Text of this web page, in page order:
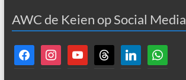
AWC de Keien op Social Media
facebookinstagramyoutube threads linkedin whatsapp